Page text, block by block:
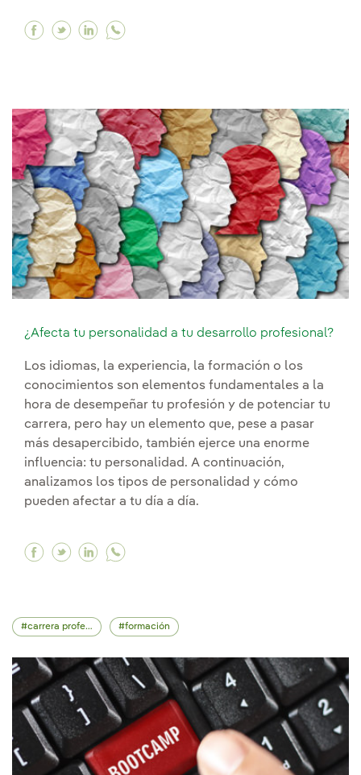
Facebook 'Coaching' y 'mentoring': ¿cómo
Twitter 'Coaching' y 'mentoring': ¿cómo
Linkedin 'Coaching' y 'mentoring':
¿Afecta tu personalidad a tu desarrollo profesional?
Los idiomas, la experiencia, la formación o los
conocimientos son elementos fundamentales a la
hora de desempeñar tu profesión y de potenciar tu
carrera, pero hay un elemento que, pese a pasar
más desapercibido, también ejerce una enorme
influencia: tu personalidad. A continuación,
analizamos los tipos de personalidad y cómo
pueden afectar a tu día a día.
Facebook ¿Afecta tu personalidad a tu
Twitter ¿Afecta tu personalidad a tu
Linkedin ¿Afecta tu personalidad a tu
carrera profesional formación